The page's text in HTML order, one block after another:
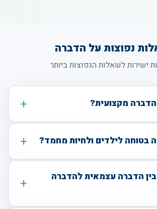
נפוצות על הדברה
ישירות לשאלות הנפוצות ביותר
מקצועית?
לילדים ולחיות מחמד?
הדברה עצמאית להדברה